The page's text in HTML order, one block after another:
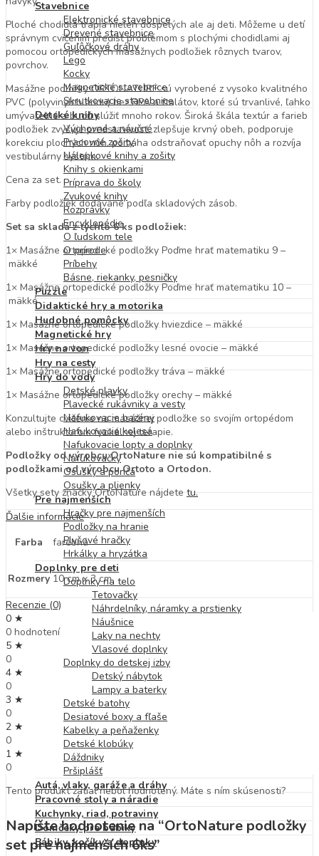
Stavebnice
Elektronické stavebnice
Drevené stavebnice
Guľôčkové dráhy
Lego
Kocky
Magnetické stavebnice
Skrutkovacie stavebnice
Detské knihy
Výchovné a náučné
Pracovné zošity
Nálepkové knihy a zošity
Knihy s okienkami
Príprava do školy
Zvukové knihy
Rozprávky
Encyklopédie
O ľudskom tele
O prírode
Príbehy
Básne, riekanky, pesničky
Puzzle
Didaktické hry a motorika
Hudobné pomôcky
Magnetické hry
Hry na von
Hry na cesty
Hry do vody
Detské plavky
Plavecké rukávniky a vesty
Nafukovacie bazény
Nafukovacie kolesá
Nafukovacie lopty a doplnky
Nafukovačky
Osušky a pončá
Osušky a plienky
Pre najmenších
Hračky pre najmenších
Podložky na hranie
Plyšové hračky
Hrkálky a hryzátka
Doplnky pre deti
Doplnky na telo
Tetovačky
Náhrdelníky, náramky a prstienky
Náušnice
Laky na nechty
Vlasové doplnky
Doplnky do detskej izby
Detský nábytok
Lampy a baterky
Detské batohy
Desiatové boxy a fľaše
Kabelky a peňaženky
Detské klobúky
Dáždniky
Pršiplášť
Autá, vlaky, garáže a dráhy
Pracovné stoly a náradie
Kuchynky, riad, potraviny
Domčeky pre bábiky
Bábiky, kočíky a doplnky
Ploché chodidlá trápia nielen dospelých ale aj deti. Môžeme u detí
správnym cvičením predísť problémom s plochými chodidlami aj
pomocou ortopedických masážnych podložiek rôznych tvarov,
povrchov.
Masážne podložky ORTONATURE sú vyrobené z vysoko kvalitného
PVC (polyvinylchloridu) bez BPA a ftalátov, ktoré sú trvanlivé, ľahko
umývateľné a budú slúžiť mnoho rokov. Široká škála textúr a farieb
podložiek zvyšuje predstavivosť, zlepšuje krvný obeh, podporuje
korekciu plochých nôh, pomáha odstraňovať opuchy nôh a rozvíja
vestibulárny systém.
Cena za set.
Farby podložiek dodávané podľa skladových zásob.
Set sa skladá z týchto 6 ks podložiek:
1× Masážne ortopedické podložky Poďme hrať matematiku 9 –
mäkké
1× Masážne ortopedické podložky Poďme hrať matematiku 10 –
mäkké
1× Masážne ortopedické podložky hviezdice – mäkké
1× Masážne ortopedické podložky lesné ovocie – mäkké
1× Masážne ortopedické podložky tráva – mäkké
1× Masážne ortopedické podložky orechy – mäkké
Konzultujte cvičenie na masážnej podložke so svojím ortopédom
alebo inštruktorom fyzikálnej terapie.
Podložky od výrobcu OrtoNature nie sú kompatibilné s
podložkami od výrobcu Ortoto a Ortodon.
Všetky sety značky OrtoNature nájdete tu.
Ďalšie informácie
Farba
farebná
Rozmery 10 cm x 3 cm
Recenzie (0)
0 ★
0 hodnotení
5 ★
0
4 ★
0
3 ★
0
2 ★
0
1 ★
0
Tento produkt zatiaľ nebol hodnotený. Máte s ním skúsenosti?
Napíšte hodnotenie na “OrtoNature podložky
set pre najmenších 6ks”